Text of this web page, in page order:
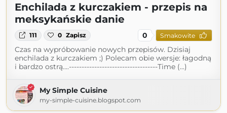
Enchilada z kurczakiem - przepis na
meksykańskie danie
111 0 Zapisz 0 Smakowite
Czas na wypróbowanie nowych przepisów. Dzisiaj
enchilada z kurczakiem ;) Polecam obie wersje: łagodną
i bardzo ostrą....-----------------------------------Time (...)
My Simple Cuisine
my-simple-cuisine.blogspot.com